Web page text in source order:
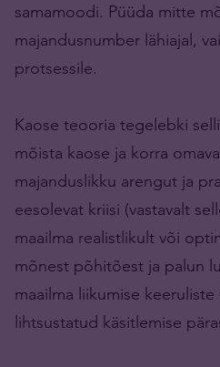
samamoodi. Püüda mitte
majandusnumber lähiajal,
protsessile.
Kaose teooria tegelebki
mõista kaose ja korra
majanduslikku arengut ja
eesolevat kriisi (vastavalt
maailma realistlikult või
mõnest põhitõest ja palun
maailma liikumise
lihtsustatud käsitlemise